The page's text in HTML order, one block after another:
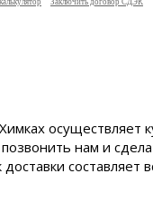
осуществляет
нам и
составляет